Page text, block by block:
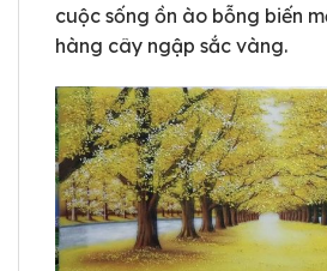
cuộc sống ồn ào bỗng biến
hàng cây ngập sắc vàng.